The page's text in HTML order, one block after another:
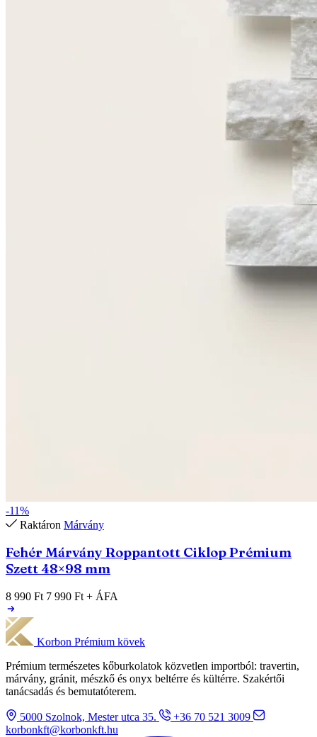
-11%
Raktáron Márvány
Fehér Márvány Roppantott Ciklop Prémium
Szett 48×98 mm
8 990 Ft 7 990 Ft + ÁFA
Korbon Prémium kövek
Prémium természetes kőburkolatok közvetlen importból: travertin,
márvány, gránit, mészkő és onyx beltérre és kültérre. Szakértői
tanácsadás és bemutatóterem.
5000 Szolnok, Mester utca 35.
+36 70 521 3009
korbonkft@korbonkft.hu